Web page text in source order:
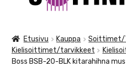
NUOTIT
TARVIKKEET
Etusivu Kauppa
Soittimet/
Kielisoittimet/tarvikkeet
Boss BSB-20-BLK kitarahihna